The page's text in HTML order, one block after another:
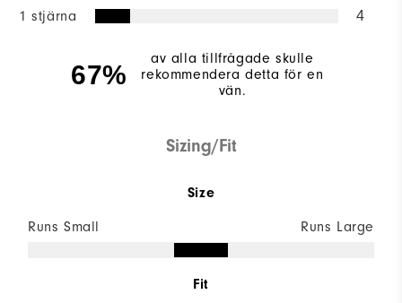
1 stjärna 4
67%
av alla tillfrågade skulle
rekommendera detta för en
vän.
Sizing/Fit
Size
Runs Small Runs Large
Fit